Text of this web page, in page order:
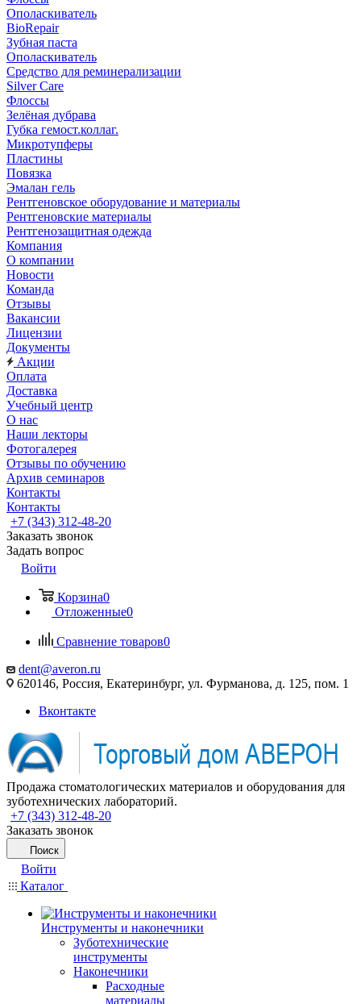
Ополаскиватель
BioRepair
Зубная паста
Ополаскиватель
Средство для реминерализации
Silver Care
Флоссы
Зелёная дубрава
Губка гемост.коллаг.
Микротупферы
Пластины
Повязка
Эмалан гель
Рентгеновское оборудование и материалы
Рентгеновские материалы
Рентгенозащитная одежда
Компания
О компании
Новости
Команда
Отзывы
Вакансии
Лицензии
Документы
Акции
Оплата
Доставка
Учебный центр
О нас
Наши лекторы
Фотогалерея
Отзывы по обучению
Архив семинаров
Контакты
Контакты
+7 (343) 312-48-20
Заказать звонок
Задать вопрос
Войти
Корзина0
Отложенные0
Сравнение товаров0
dent@averon.ru
620146, Россия, Екатеринбург, ул. Фурманова, д. 125, пом. 1
Вконтакте
Продажа стоматологических материалов и оборудования для
зуботехнических лабораторий.
+7 (343) 312-48-20
Заказать звонок
Поиск
Войти
Каталог
Инструменты и наконечники
Зуботехнические
инструменты
Наконечники
Расходные
материалы